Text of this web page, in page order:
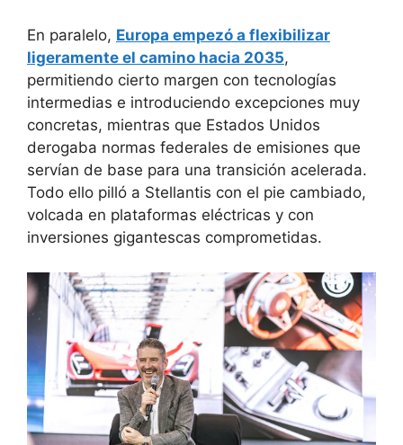
En paralelo, Europa empezó a flexibilizar
ligeramente el camino hacia 2035,
permitiendo cierto margen con tecnologías
intermedias e introduciendo excepciones muy
concretas, mientras que Estados Unidos
derogaba normas federales de emisiones que
servían de base para una transición acelerada.
Todo ello pilló a Stellantis con el pie cambiado,
volcada en plataformas eléctricas y con
inversiones gigantescas comprometidas.